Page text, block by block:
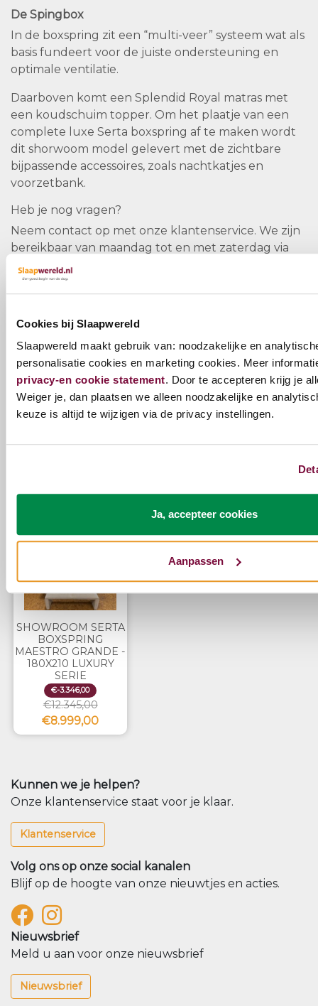
Cookies bij Slaapwereld
Slaapwereld maakt gebruik van: noodzakelijke en
personalisatie cookies en marketing cookies. Meer
privacy-en cookie statement. Door te accepteren krijg je
Weiger je, dan plaatsen we alleen noodzakelijke en
keuze is altijd te wijzigen via de privacy instellingen.
Ja, accepteer cookies
Aanpassen
De Spingbox
In de boxspring zit een “multi-veer” systeem wat als
basis fundeert voor de juiste ondersteuning en
optimale ventilatie.
Daarboven komt een Splendid Royal matras met
een koudschuim topper. Om het plaatje van een
complete luxe Serta boxspring af te maken wordt
dit shorwoom model gelevert met de zichtbare
bijpassende accessoires, zoals nachtkatjes en
voorzetbank.
Heb je nog vragen?
Neem contact op met onze klantenservice. We zijn
bereikbaar van maandag tot en met zaterdag via
telefoon0348 - 692 429
of per e-mail:
Vragen?
Bel ons E-mail
Zojuist bekeken
SHOWROOM SERTA
BOXSPRING
MAESTRO GRANDE -
180X210 LUXURY
SERIE
€-3.346,00
€12.345,00
€8.999,00
Kunnen we je helpen?
Onze klantenservice staat voor je klaar.
Klantenservice
Volg ons op onze social kanalen
Blijf op de hoogte van onze nieuwtjes en acties.
Nieuwsbrief
Meld u aan voor onze nieuwsbrief
Nieuwsbrief